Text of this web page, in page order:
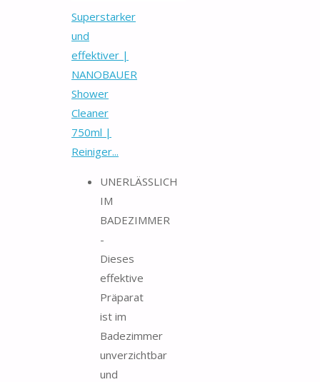
Superstarker
und
effektiver |
NANOBAUER
Shower
Cleaner
750ml |
Reiniger...
UNERLÄSSLICH
IM
BADEZIMMER
-
Dieses
effektive
Präparat
ist im
Badezimmer
unverzichtbar
und